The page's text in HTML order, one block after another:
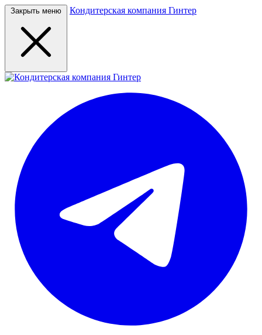
Закрыть меню Кондитерская компания Гинтер